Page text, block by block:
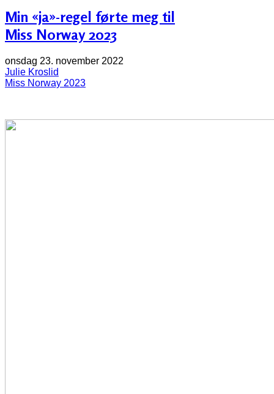
Min «ja»-regel førte meg til
Miss Norway 2023
onsdag 23. november 2022
Julie Kroslid
Miss Norway 2023